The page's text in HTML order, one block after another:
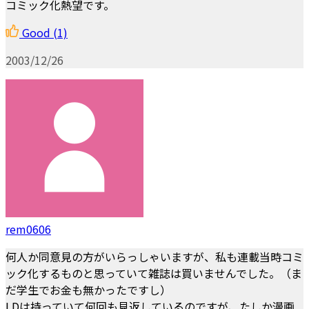
コミック化熱望です。
Good (1)
2003/12/26
rem0606
何人か同意見の方がいらっしゃいますが、私も連載当時コミ
ック化するものと思っていて雑誌は買いませんでした。（ま
だ学生でお金も無かったですし）